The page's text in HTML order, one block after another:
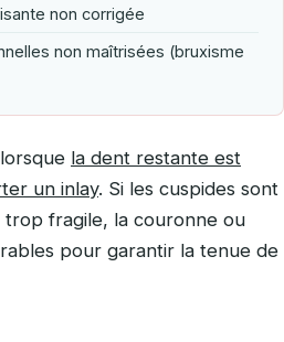
non corrigée
non maîtrisées (bruxisme
la dent restante est
un inlay. Si les cuspides sont
fragile, la couronne ou
pour garantir la tenue de